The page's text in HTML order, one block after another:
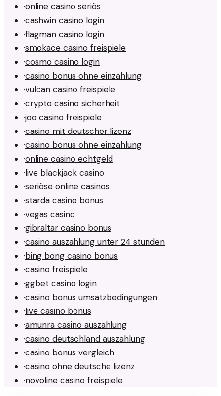
·online casino seriös
·cashwin casino login
·flagman casino login
·smokace casino freispiele
·cosmo casino login
·casino bonus ohne einzahlung
·vulcan casino freispiele
·crypto casino sicherheit
·joo casino freispiele
·casino mit deutscher lizenz
·casino bonus ohne einzahlung
·online casino echtgeld
·live blackjack casino
·seriöse online casinos
·starda casino bonus
·vegas casino
·gibraltar casino bonus
·casino auszahlung unter 24 stunden
·bing bong casino bonus
·casino freispiele
·ggbet casino login
·casino bonus umsatzbedingungen
·live casino bonus
·amunra casino auszahlung
·casino deutschland auszahlung
·casino bonus vergleich
·casino ohne deutsche lizenz
·novoline casino freispiele